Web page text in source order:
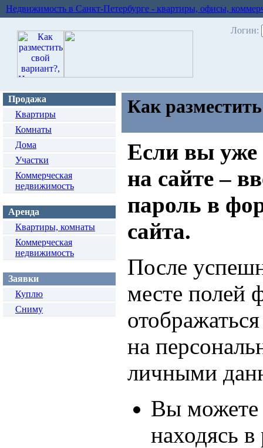
Недвижимость в Санкт-Петербурге - квартиры, офисы,
Логин:
Продажа
Квартиры
Комнаты
Дома
Участки
Коммерческая
недвижимость
Аренда
Квартиры, комнаты
Коммерческая
недвижимость
Заявки
Куплю
Сниму
Как
Если вы уже
на сайте –
пароль в
сайта.
После
месте полей
на
личными
Вы можете
находясь в